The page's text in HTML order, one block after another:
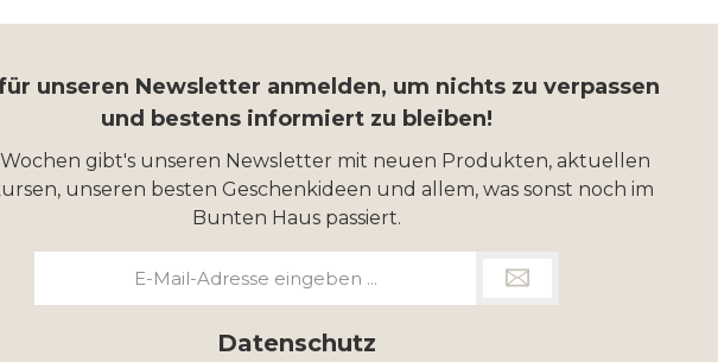
unseren Newsletter anmelden, um nichts zu verpassen
und bestens informiert zu bleiben!
gibt's unseren Newsletter mit neuen Produkten, aktuellen
unseren besten Geschenkideen und allem, was sonst noch im
Bunten Haus passiert.
Datenschutz